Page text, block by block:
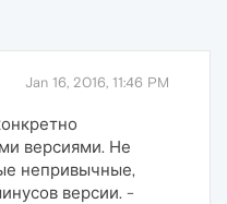
Jan 16, 2016, 11:46 PM
версиями. Не
непривычные,
версии. -